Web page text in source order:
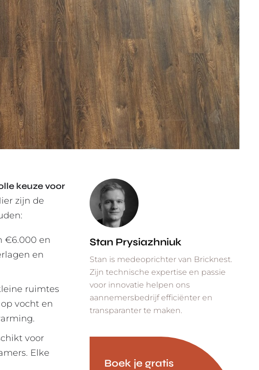
keuze voor
zijn de
€6.000 en
en
ruimtes
vocht en
voor
Elke
Stan Prysiazhniuk
Stan is medeoprichter van Bricknest.
Zijn technische expertise en passie
voor innovatie helpen ons
aannemersbedrijf efficiënter en
transparanter te maken.
Boek je gratis